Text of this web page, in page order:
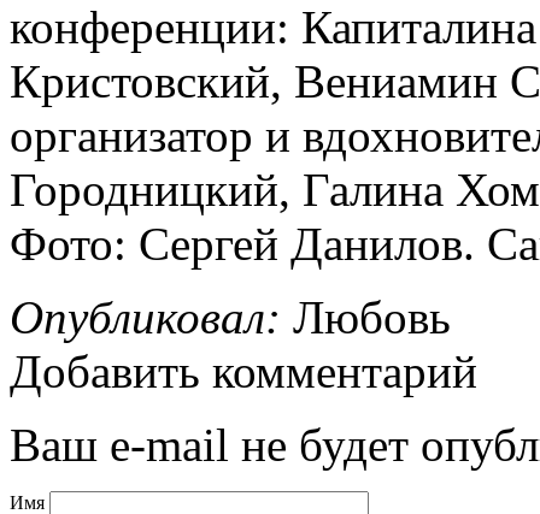
конференции:
Кристовский, Вениамин
организатор и
Городницкий, Галина
Фото: Сергей Данилов.
Опубликовал: Любовь
Добавить комментарий
Ваш e-mail не будет
Имя